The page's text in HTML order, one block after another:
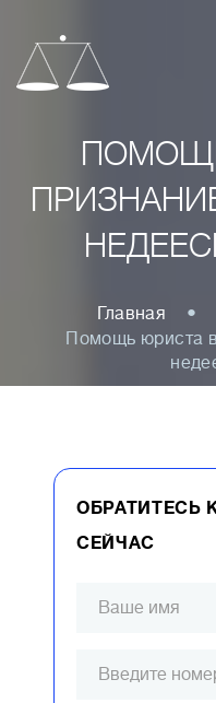
Главная
Помощь юриста
ОБРАТИТЕСЬ
СЕЙЧАС